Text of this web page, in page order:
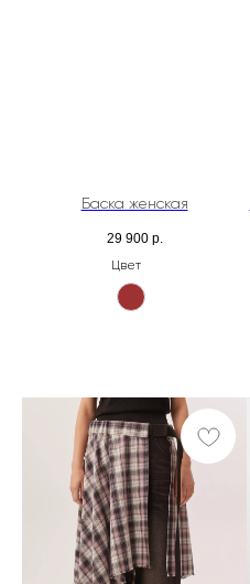
Баска женская
29 900 р.
Цвет